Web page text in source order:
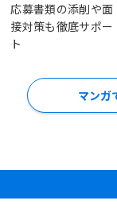
応募書類の添削や面
接対策も徹底サポー
ト
マンガ